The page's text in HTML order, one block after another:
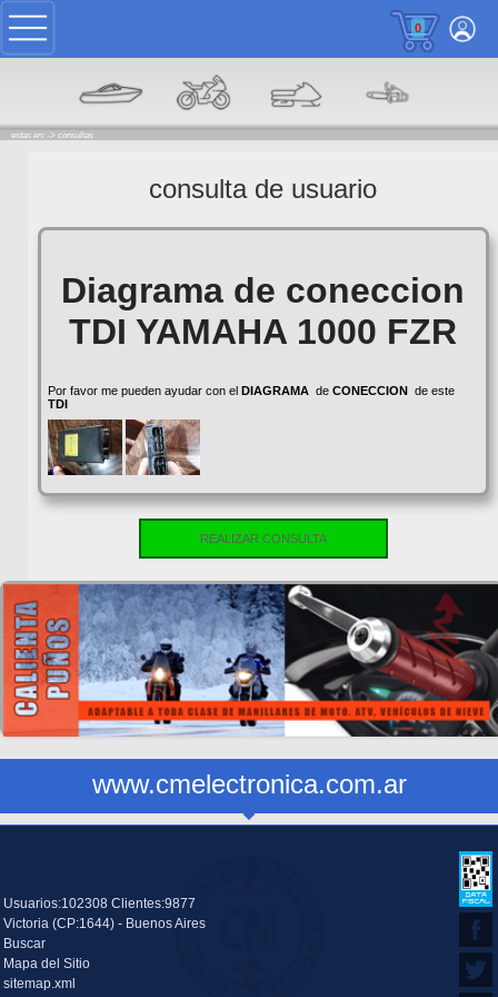
0
estas en: -> consultas
consulta de usuario
Diagrama de coneccion
TDI YAMAHA 1000 FZR
Por favor me pueden ayudar con el DIAGRAMAde CONECCIONde este
TDI
REALIZAR CONSULTA
www.cmelectronica.com.ar
Usuarios:102308 Clientes:9877
Victoria (CP:1644) - Buenos Aires
Buscar
Mapa del Sitio
sitemap.xml